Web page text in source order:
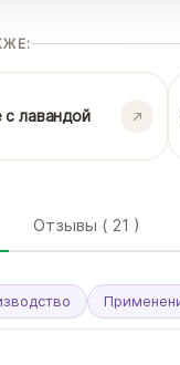
с лавандой
Отзывы ( 21 )